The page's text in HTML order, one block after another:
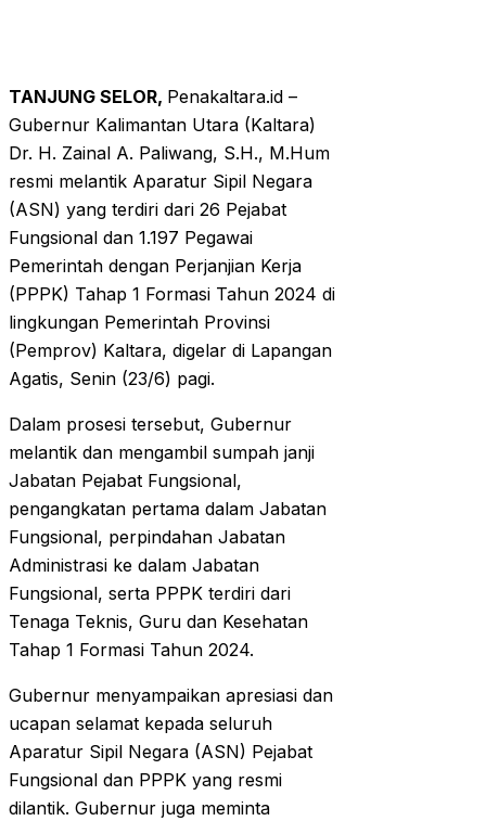
TANJUNG SELOR, Penakaltara.id –
Gubernur Kalimantan Utara (Kaltara)
Dr. H. Zainal A. Paliwang, S.H., M.Hum
resmi melantik Aparatur Sipil Negara
(ASN) yang terdiri dari 26 Pejabat
Fungsional dan 1.197 Pegawai
Pemerintah dengan Perjanjian Kerja
(PPPK) Tahap 1 Formasi Tahun 2024 di
lingkungan Pemerintah Provinsi
(Pemprov) Kaltara, digelar di Lapangan
Agatis, Senin (23/6) pagi.
Dalam prosesi tersebut, Gubernur
melantik dan mengambil sumpah janji
Jabatan Pejabat Fungsional,
pengangkatan pertama dalam Jabatan
Fungsional, perpindahan Jabatan
Administrasi ke dalam Jabatan
Fungsional, serta PPPK terdiri dari
Tenaga Teknis, Guru dan Kesehatan
Tahap 1 Formasi Tahun 2024.
Gubernur menyampaikan apresiasi dan
ucapan selamat kepada seluruh
Aparatur Sipil Negara (ASN) Pejabat
Fungsional dan PPPK yang resmi
dilantik. Gubernur juga meminta